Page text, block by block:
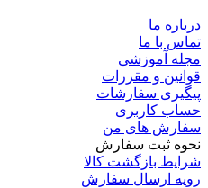
درباره ما
تماس با ما
مجله آموزشی
قوانین و مقررات
پیگیری سفارشات
حساب کاربری
سفارش های من
نحوه ثبت سفارش
شرایط بازگشت کالا
رویه ارسال سفارش